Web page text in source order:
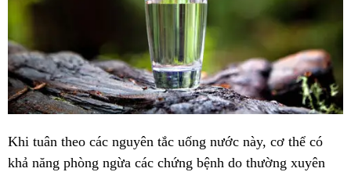
Khi tuân theo các nguyên tắc uống nước này, cơ thể có
khả năng phòng ngừa các chứng bệnh do thường xuyên